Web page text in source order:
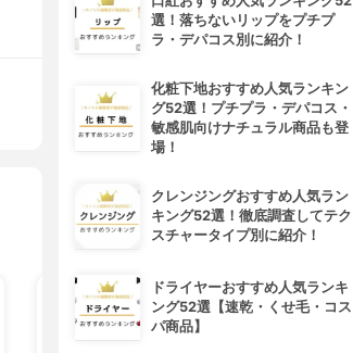
4位
選！落ちないリップをプチプ
ラ・デパコス別に紹介！
化粧下地おすすめ人気ランキン
グ52選！プチプラ・デパコス・
敏感肌向けナチュラル商品も登
場！
クレンジングおすすめ人気ラン
キング52選！徹底調査してテク
スチャータイプ別に紹介！
ドライヤーおすすめ人気ランキ
ング52選【速乾・くせ毛・コス
パ商品】